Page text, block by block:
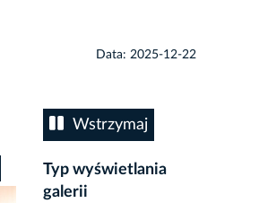
Data: 2025-12-22
Wstrzymaj
Typ wyświetlania
galerii